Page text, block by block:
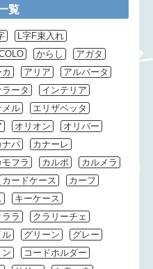
覧
L字F束入れ
からし
アガタ
アリア
アルバータ
ータ
インテリア
メル
エリザベッタ
オリオン
オリバー
ナパ
カナーレ
モフラ カルボ
カルメラ
カードケース
カーフ
キーケース
ララ
クラリーチェ
ル グリーン
グレー
ン
コードホルダー